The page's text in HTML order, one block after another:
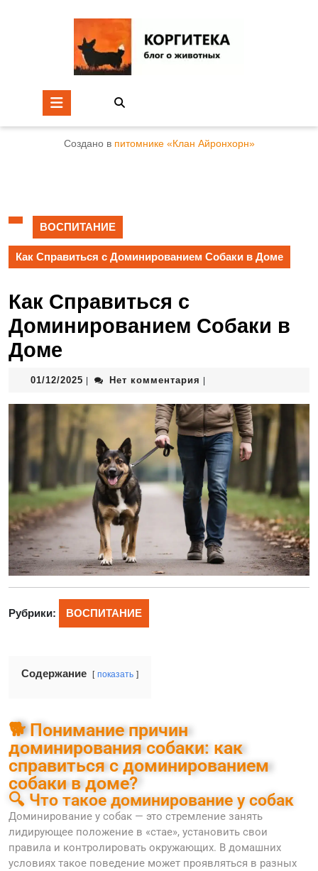
Создано в питомнике «Клан Айронхорн»
ВОСПИТАНИЕ
Как Справиться с Доминированием Собаки в Доме
Как Справиться с
Доминированием Собаки в
Доме
01/12/2025 Нет комментария
Рубрики: ВОСПИТАНИЕ
Содержание показать
🐕 Понимание причин
доминирования собаки: как
справиться с доминированием
собаки в доме?
🔍 Что такое доминирование у собак
Доминирование у собак — это стремление занять
лидирующее положение в «стае», установить свои
правила и контролировать окружающих. В домашних
условиях такое поведение может проявляться в разных